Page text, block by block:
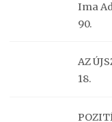
Ima
90.
AZ
18.